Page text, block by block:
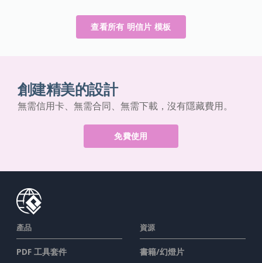
查看所有 明信片 模板
創建精美的設計
無需信用卡、無需合同、無需下載，沒有隱藏費用。
免費使用
產品
PDF 工具套件
資源
書籍/幻燈片